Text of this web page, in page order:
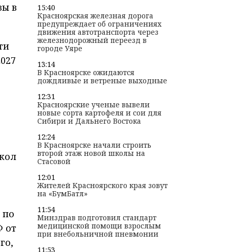
в
по
от
15:40
Красноярская железная дорога
предупреждает об ограничениях
движения автотранспорта через
железнодорожный переезд в
городе Уяре
13:14
В Красноярске ожидаются
дождливые и ветреные выходные
12:31
Красноярские ученые вывели
новые сорта картофеля и сои для
Сибири и Дальнего Востока
12:24
В Красноярске начали строить
второй этаж новой школы на
Стасовой
12:01
Жителей Красноярского края зовут
на «БумБатл»
11:54
Минздрав подготовил стандарт
медицинской помощи взрослым
при внебольничной пневмонии
11:53